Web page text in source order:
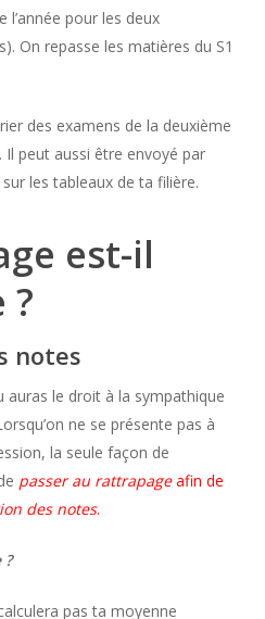
l’année pour les deux
On repasse les matières du S1
des examens de la deuxième
peut aussi être envoyé par
les tableaux de ta filière.
est-il
?
notes
auras le droit à la sympathique
ne se présente pas à
la seule façon de
passer au rattrapageafin de
des notes.
pas ta moyenne